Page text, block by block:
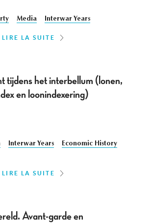
Media Interwar Years
LIRE LA SUITE
tijdens het interbellum (lonen,
en loonindexering)
Interwar Years
Economic History
LIRE LA SUITE
Avant-garde en